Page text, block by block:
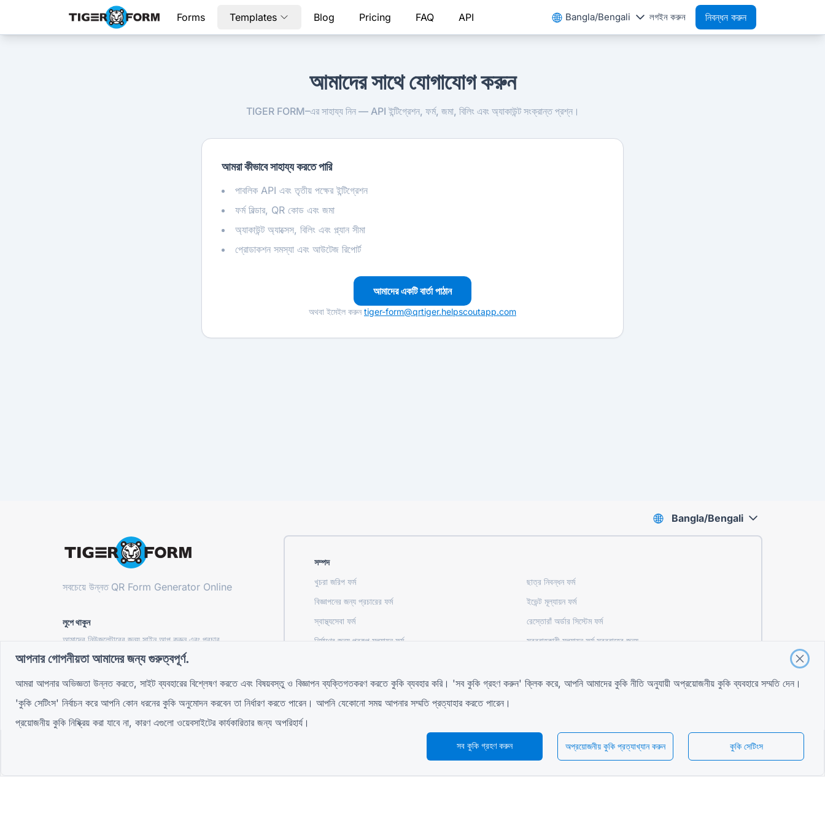
Forms Templates Blog Pricing FAQ API Bangla/Bengali লগইন করুন নিবন্ধন করুন
আমাদের সাথে যোগাযোগ করুন
TIGER FORM–এর সাহায্য নিন — API ইন্টিগ্রেশন, ফর্ম, জমা, বিলিং এবং অ্যাকাউন্ট সংক্রান্ত প্রশ্ন।
আমরা কীভাবে সাহায্য করতে পারি
পাবলিক API এবং তৃতীয় পক্ষের ইন্টিগ্রেশন
ফর্ম বিল্ডার, QR কোড এবং জমা
অ্যাকাউন্ট অ্যাক্সেস, বিলিং এবং প্ল্যান সীমা
প্রোডাকশন সমস্যা এবং আউটেজ রিপোর্ট
আমাদের একটি বার্তা পাঠান
অথবা ইমেইল করুন tiger-form@qrtiger.helpscoutapp.com
সবচেয়ে উন্নত QR Form Generator Online
লুপে থাকুন
আমাদের নিউজলেটারের জন্য সাইন আপ করুন এবং প্রচার,
আপডেট এবং টিপস সম্পর্কে প্রথম শুনুন
সম্পদ
খুচরা জরিপ ফর্ম
ছাত্র নিবন্ধন ফর্ম
বিজ্ঞাপনের জন্য প্রচারের ফর্ম
ইভেন্ট মূল্যায়ন ফর্ম
স্বাস্থ্যসেবা ফর্ম
রেস্তোরাঁ অর্ডার সিস্টেম ফর্ম
নির্মাণের জন্য প্রকল্প মূল্যায়ন ফর্ম
সরবরাহকারী মূল্যায়ন ফর্ম সরবরাহের জন্য
সম্প্রদায়ে যোগদান করুন
গাইড
সহায়তা কেন্দ্র
আমাদের সম্পর্কে
আমাদের সাথে যোগাযোগ করুন
শর্তাবলী
গোপনীয়তা নীতি
কুকি সেটিংস
Bangla/Bengali
আপনার গোপনীয়তা আমাদের জন্য গুরুত্বপূর্ণ.
আমরা আপনার অভিজ্ঞতা উন্নত করতে, সাইট ব্যবহারের বিশ্লেষণ করতে এবং বিষয়বস্তু ও বিজ্ঞাপন ব্যক্তিগতকরণ করতে কুকি ব্যবহার করি। 'সব কুকি গ্রহণ করুন' ক্লিক করে, আপনি আমাদের কুকি নীতিঅনুযায়ী অপ্রয়োজনীয় কুকি ব্যবহারে সম্মতি দেন।
'কুকি সেটিংস' নির্বাচন করে আপনি কোন ধরনের কুকি অনুমোদন করবেন তা নির্ধারণ করতে পারেন। আপনি যেকোনো সময় আপনার সম্মতি প্রত্যাহার করতে পারেন।
প্রয়োজনীয় কুকি নিষ্ক্রিয় করা যাবে না, কারণ এগুলো ওয়েবসাইটের কার্যকারিতার জন্য অপরিহার্য।
সব কুকি গ্রহণ করুন অপ্রয়োজনীয় কুকি প্রত্যাখ্যান করুন কুকি সেটিংস